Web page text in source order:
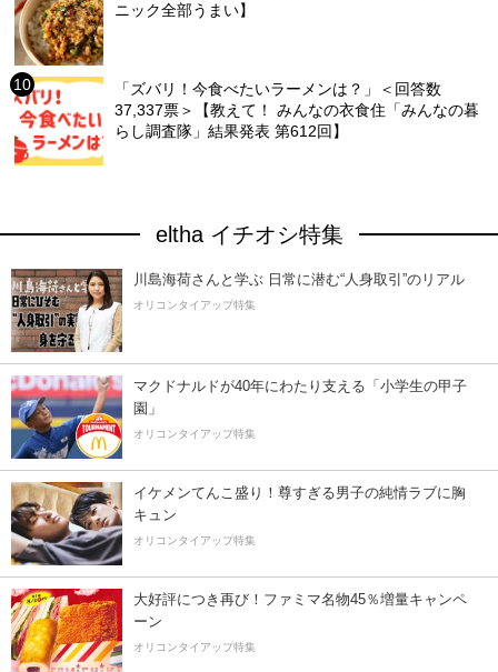
ニック全部うまい】
「ズバリ！今食べたいラーメンは？」＜回答数
37,337票＞【教えて！ みんなの衣食住「みんなの暮
らし調査隊」結果発表 第612回】
eltha イチオシ特集
川島海荷さんと学ぶ 日常に潜む“人身取引”のリアル
オリコンタイアップ特集
マクドナルドが40年にわたり支える「小学生の甲子
園」
オリコンタイアップ特集
イケメンてんこ盛り！尊すぎる男子の純情ラブに胸
キュン
オリコンタイアップ特集
大好評につき再び！ファミマ名物45％増量キャンペ
ーン
オリコンタイアップ特集